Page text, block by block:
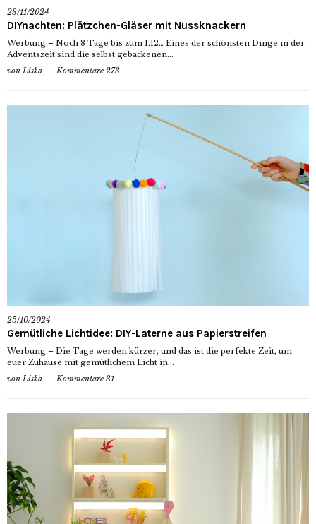
23/11/2024
DIYnachten: Plätzchen-Gläser mit Nussknackern
Werbung – Noch 8 Tage bis zum 1.12… Eines der schönsten Dinge in der
Adventszeit sind die selbst gebackenen...
von Liska Kommentare 273
25/10/2024
Gemütliche Lichtidee: DIY-Laterne aus Papierstreifen
Werbung – Die Tage werden kürzer, und das ist die perfekte Zeit, um
euer Zuhause mit gemütlichem Licht in...
von Liska Kommentare 31